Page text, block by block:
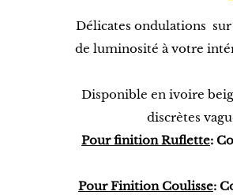
Délicates ondulations
de luminosité à votre
Disponible en ivoire
discrètes
Pour finition Ruflette:
Pour Finition Coulisse: